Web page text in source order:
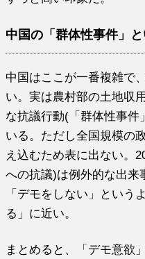
中国の「群体性事件」
中国はここが一番複雑で
い。実は農村部の土地収
な抗議行動(「群体性事件
いる。ただし全国規模の
え込むため表に出ない。
への抗議)は例外的な出来
「デモをしない」という
る」に近い。
まとめると、「デモ意欲